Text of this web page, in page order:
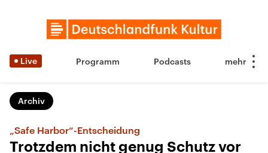
Live Programm Podcasts
Archiv
„Safe Harbor“-Entscheidung
Trotzdem nicht genug Schutz vor